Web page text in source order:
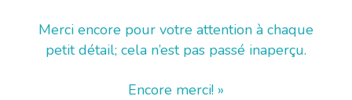
Merci encore pour votre attention à chaque
petit détail; cela n’est pas passé inaperçu.
Encore merci! »